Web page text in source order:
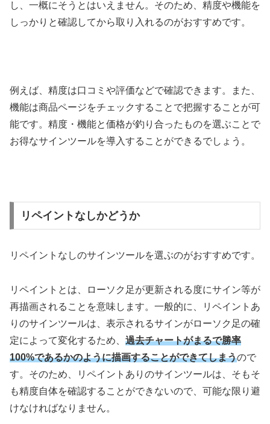
し、一概にそうとはいえません。そのため、精度や機能を
しっかりと確認してから取り入れるのがおすすめです。
例えば、精度は口コミや評価などで確認できます。また、
機能は商品ページをチェックすることで把握することが可
能です。精度・機能と価格が釣り合ったものを選ぶことで
お得なサインツールを導入することができるでしょう。
リペイントなしかどうか
リペイントなしのサインツールを選ぶのがおすすめです。
リペイントとは、ローソク足が更新される度にサイン等が
再描画されることを意味します。一般的に、リペイントあ
りのサインツールは、表示されるサインがローソク足の確
定によって変化するため、 過去チャートがまるで勝率
100%であるかのように描画することができてしまうので
す。そのため、リペイントありのサインツールは、そもそ
も精度自体を確認することができないので、可能な限り避
けなければなりません。